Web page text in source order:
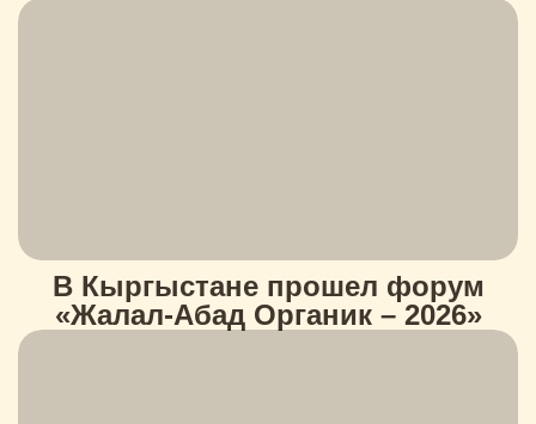
В Кыргыстане прошел форум
«Жалал-Абад Органик – 2026»